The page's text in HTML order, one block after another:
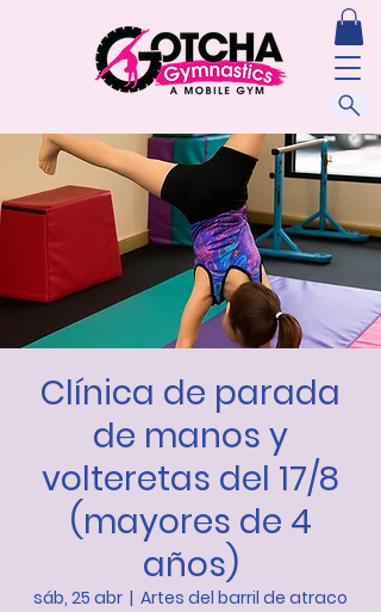
Clínica de parada
de manos y
volteretas del 17/8
(mayores de 4
años)
sáb, 25 abr
  |
Artes del barril de atraco